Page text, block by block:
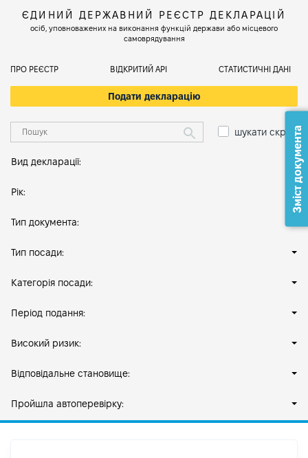
ЄДИНИЙ ДЕРЖАВНИЙ РЕЄСТР ДЕКЛАРАЦІЙ
осіб, уповноважених на виконання функцій держави або місцевого
самоврядування
ПРО РЕЄСТР ВІДКРИТИЙ АРІ СТАТИСТИЧНІ ДАНІ
Подати декларацію
шукати скрізь
Вид декларації:
Рік:
Тип документа:
Тип посади:
Категорія посади:
Період подання:
Високий ризик:
Відповідальне становище:
Пройшла автоперевірку:
Зміст документа